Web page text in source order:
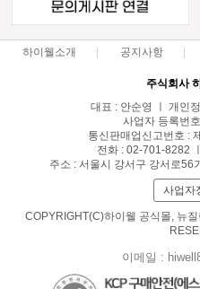
하이웰소개 공지사항
주식회사
대표 : 안순영 ㅣ 개인
사업자 등록번
통신판매업신고번호 :
전화 : 02-701-8282
주소 : 서울시 강서구 강서로56
사업자
COPYRIGHT(C)하이웰 공식몰, 뉴
이메일 :